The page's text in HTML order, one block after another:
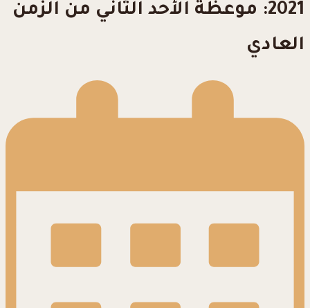
2021: موعظة الأحد الثاني من الزمن
العادي